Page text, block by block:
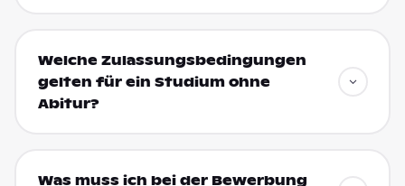
Welche Zulassungsbedingungen
gelten für ein Studium ohne
Abitur?
Was muss ich bei der Bewerbung